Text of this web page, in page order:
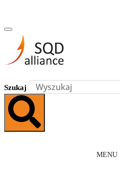
Szukaj
MENU